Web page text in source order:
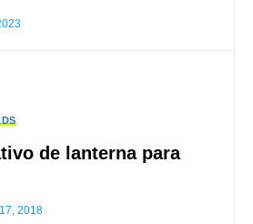
de lanterna para
2018